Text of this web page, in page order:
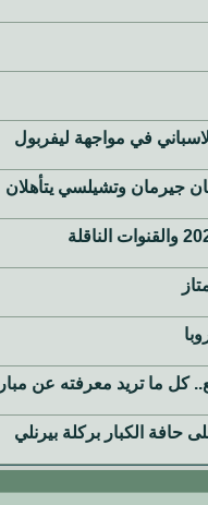
في مواجهة ليفربول
جيرمان وتشيلسي يتأهلان
كل ما تريد معرفته عن
حافة الكبار بركلة بيرنلي